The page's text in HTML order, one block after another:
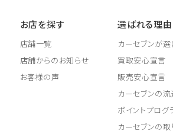
お店を探す
店舗一覧
店舗からのお知らせ
お客様の声
選ばれる理由
カーセブンが
買取安心宣言
販売安心宣言
カーセブンの
ポイントプログ
カーセブンの